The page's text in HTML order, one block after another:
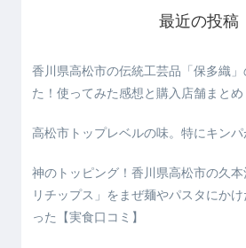
最近の投稿
香川県高松市の伝統工芸品「保多織
た！使ってみた感想と購入店舗まとめ
高松市トップレベルの味。特にキン
神のトッピング！香川県高松市の久
リチップス」をまぜ麺やパスタにか
った【実食口コミ】